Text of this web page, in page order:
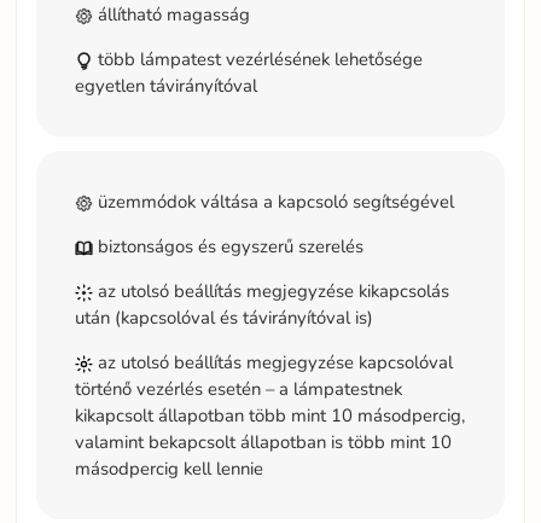
állítható magasság
több lámpatest vezérlésének lehetősége
egyetlen távirányítóval
üzemmódok váltása a kapcsoló segítségével
biztonságos és egyszerű szerelés
az utolsó beállítás megjegyzése kikapcsolás
után (kapcsolóval és távirányítóval is)
az utolsó beállítás megjegyzése kapcsolóval
történő vezérlés esetén – a lámpatestnek
kikapcsolt állapotban több mint 10 másodpercig,
valamint bekapcsolt állapotban is több mint 10
másodpercig kell lennie